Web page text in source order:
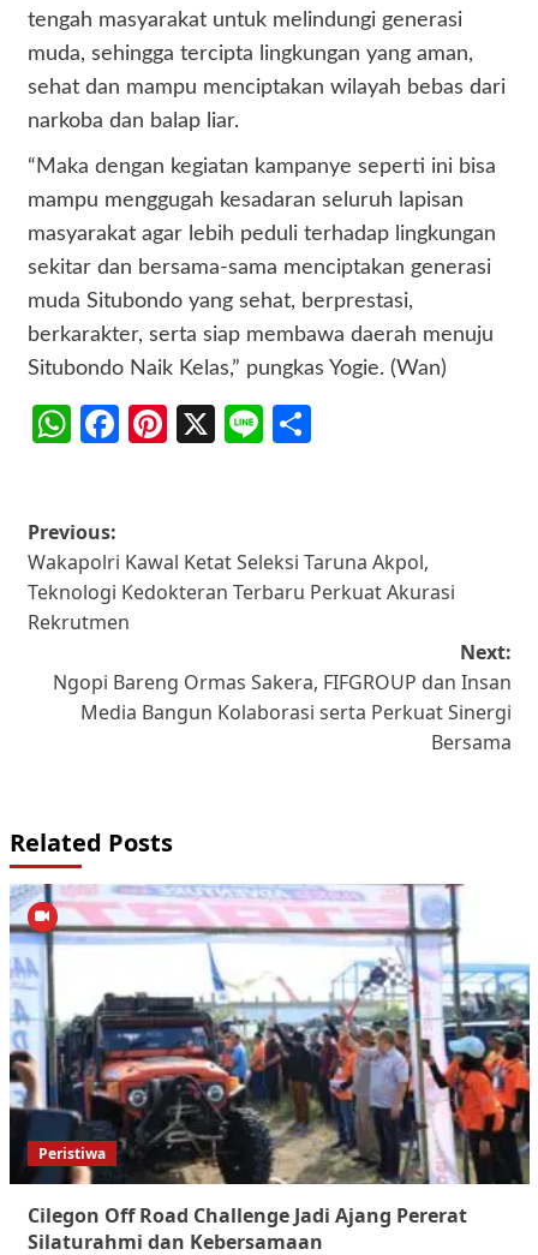
tengah masyarakat untuk melindungi generasi
muda, sehingga tercipta lingkungan yang aman,
sehat dan mampu menciptakan wilayah bebas dari
narkoba dan balap liar.
“Maka dengan kegiatan kampanye seperti ini bisa
mampu menggugah kesadaran seluruh lapisan
masyarakat agar lebih peduli terhadap lingkungan
sekitar dan bersama-sama menciptakan generasi
muda Situbondo yang sehat, berprestasi,
berkarakter, serta siap membawa daerah menuju
Situbondo Naik Kelas,” pungkas Yogie. (Wan)
WhatsApp
Facebook
Pinterest
X Line
Post
navigation
Previous:
Wakapolri Kawal Ketat Seleksi Taruna Akpol,
Teknologi Kedokteran Terbaru Perkuat Akurasi
Rekrutmen
Next:
Ngopi Bareng Ormas Sakera, FIFGROUP dan Insan
Media Bangun Kolaborasi serta Perkuat Sinergi
Bersama
Related Posts
Peristiwa
Cilegon Off Road Challenge Jadi Ajang Pererat
Silaturahmi dan Kebersamaan